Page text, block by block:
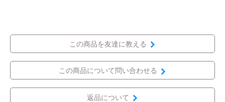
この商品を友達に教える
この商品について問い合わせる
返品について